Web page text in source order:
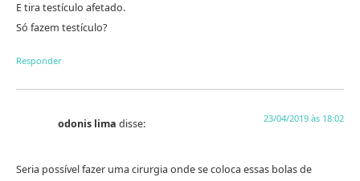
E tira testículo afetado.
Só fazem testículo?
Responder
odonis lima disse: 23/04/2019 às 18:02
Seria possível fazer uma cirurgia onde se coloca essas bolas de